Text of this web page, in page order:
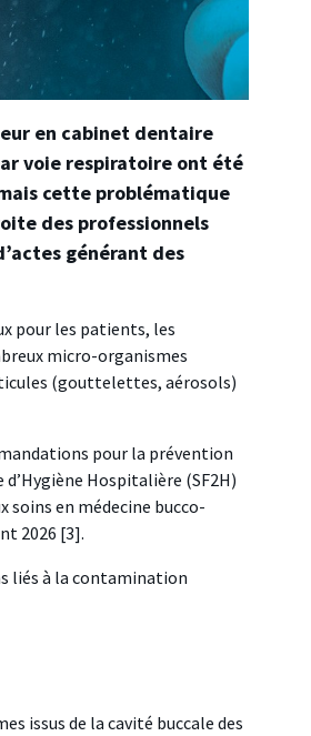
en cabinet dentaire
voie respiratoire ont été
cette problématique
des professionnels
générant des
pour les patients, les
micro-organismes
(gouttelettes, aérosols)
pour la prévention
Hospitalière (SF2H)
soins en médecine bucco-
2026 [3].
liés à la contamination
issus de la cavité buccale des